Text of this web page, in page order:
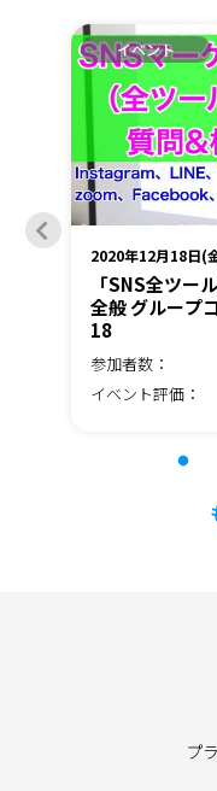
イベント
2020年12月18日(
「SNS全ツー
全般 グループ
18
参加者数：
イベント評価：
プ